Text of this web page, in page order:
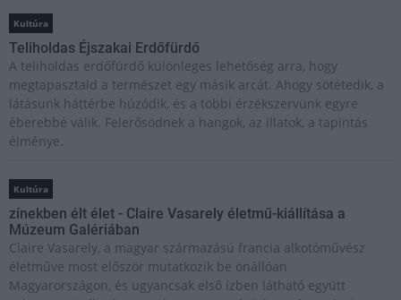
Kultúra
Teliholdas Éjszakai Erdőfürdő
A teliholdas erdőfürdő különleges lehetőség arra, hogy
megtapasztald a természet egy másik arcát. Ahogy sötétedik, a
látásunk háttérbe húzódik, és a többi érzékszervünk egyre
éberebbé válik. Felerősödnek a hangok, az illatok, a tapintás
élménye.
Kultúra
zínekben élt élet - Claire Vasarely életmű-kiállítása a
Múzeum Galériában
Claire Vasarely, a magyar származású francia alkotóművész
életműve most először mutatkozik be önállóan
Magyarországon, és ugyancsak első ízben látható együtt